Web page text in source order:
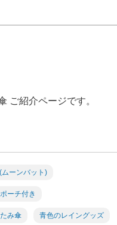
ご紹介ページです。
ムーンバット)
ポーチ付き
み傘 青色のレイングッズ